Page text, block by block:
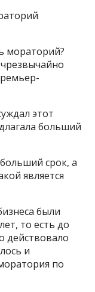
мораторий?
этот
больший
срок, а
является
были
то есть до
действовало
и
по